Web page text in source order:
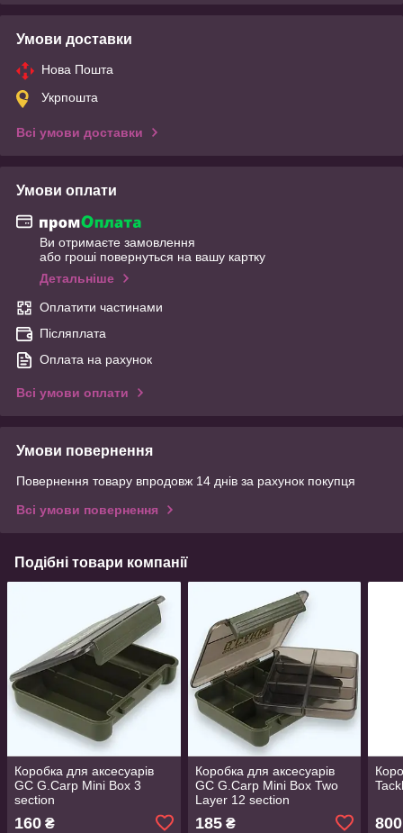
Умови доставки
Нова Пошта
Укрпошта
Всі умови доставки
Умови оплати
Ви отримаєте замовлення
або гроші повернуться на вашу картку
Детальніше
Оплатити частинами
Післяплата
Оплата на рахунок
Всі умови оплати
Умови повернення
Повернення товару впродовж 14 днів за рахунок покупця
Всі умови повернення
Подібні товари компанії
Коробка для аксесуарів
GC G.Carp Mini Box 3
section
160 ₴
Коробка для аксесуарів
GC G.Carp Mini Box Two
Layer 12 section
185₴ 800